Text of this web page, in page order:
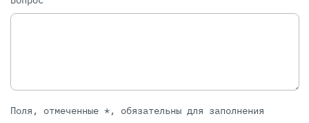
Поля, отмеченные *, обязательны для заполнения